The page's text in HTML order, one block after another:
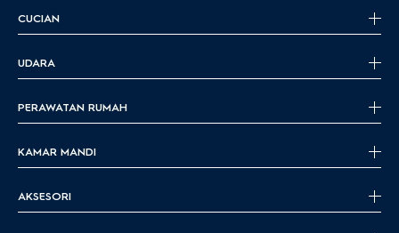
CUCIAN
UDARA
PERAWATAN RUMAH
KAMAR MANDI
AKSESORI